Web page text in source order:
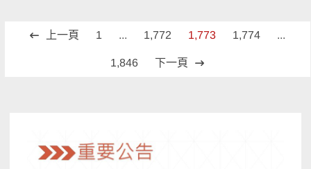
上一頁 1 ... 1,772 1,773 1,774 ...
1,846 下一頁